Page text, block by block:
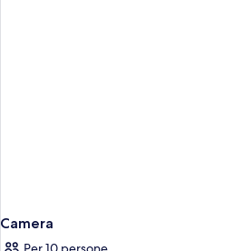
Camera